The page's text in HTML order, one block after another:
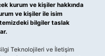
kurum ve kişiler hakkında
ve kişiler ile isim
bilgiler taslak
Teknolojileri ve İletişim